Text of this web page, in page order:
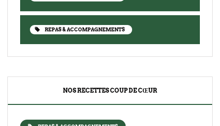
REPAS & ACCOMPAGNEMENTS
NOS RECETTES COUP DE CŒUR